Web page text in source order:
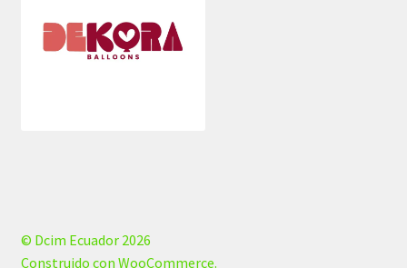
© Dcim Ecuador 2026
Construido con WooCommerce.